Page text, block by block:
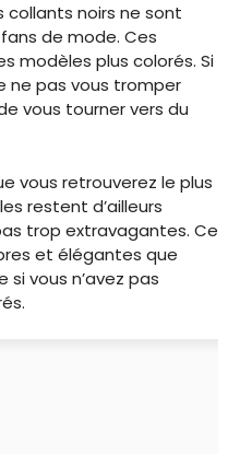
collants noirs ne sont
de mode. Ces
modèles plus colorés. Si
ne pas vous tromper
vous tourner vers du
vous retrouverez le plus
restent d’ailleurs
trop extravagantes. Ce
et élégantes que
vous n’avez pas